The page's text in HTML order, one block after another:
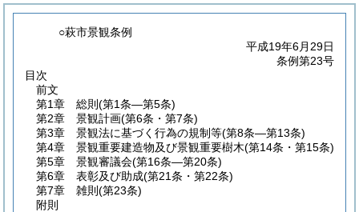
○萩市景観条例
平成19年6月29日
条例第23号
目次
前文
第1章
総則 (第1条―第5条)
第2章
景観計画(第6条・第7条)
第3章
景観法に基づく行為の規制等(第8条―第13条)
第4章
景観重要建造物及び景観重要樹木(第14条・第15条)
第5章
景観審議会(第16条―第20条)
第6章
表彰及び助成(第21条・第22条)
第7章
雑則 (第23条)
附則